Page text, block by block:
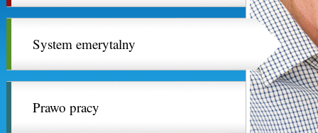
System emerytalny
Prawo pracy